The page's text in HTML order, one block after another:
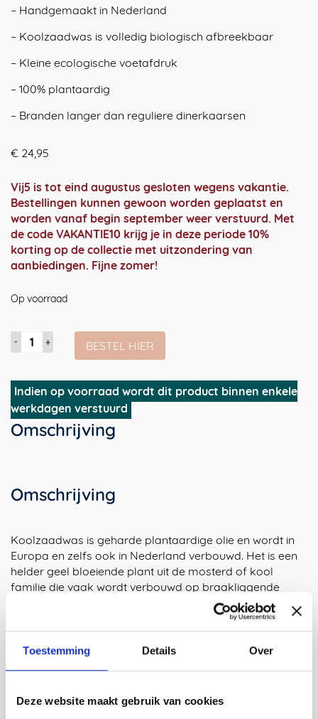
Toestemming Details Over
Deze website maakt gebruik van cookies
– Handgemaakt in Nederland
– Koolzaadwas is volledig biologisch afbreekbaar
– Kleine ecologische voetafdruk
– 100% plantaardig
– Branden langer dan reguliere dinerkaarsen
€ 24,95
Vij5 is tot eind augustus gesloten wegens vakantie.
Bestellingen kunnen gewoon worden geplaatst en
worden vanaf begin september weer verstuurd. Met
de code VAKANTIE10 krijg je in deze periode 10%
korting op de collectie met uitzondering van
aanbiedingen. Fijne zomer!
Op voorraad
Koolzaadwas
kaarsen
set
van
6
dinerkaarsen,
paraffine
BESTEL HIER
Indien op voorraad wordt dit product binnen enkele
werkdagen verstuurd
Omschrijving
Omschrijving
Koolzaadwas is geharde plantaardige olie en wordt in
Europa en zelfs ook in Nederland verbouwd. Het is een
helder geel bloeiende plant uit de mosterd of kool
familie die vaak wordt verbouwd op braakliggende
stukken land, zonder bestrijdingsmiddelen. Vooral als
bodemverbeteraar in wisselteelt verrijkt koolzaad de
grondstructuur door humusvorming, waarna volgende
oogsten een betere opbrengst hebben. Bovendien is
insecten dient. Een lokaal product en een duurzaam
alternatief voor paraffine kaarsen dus!